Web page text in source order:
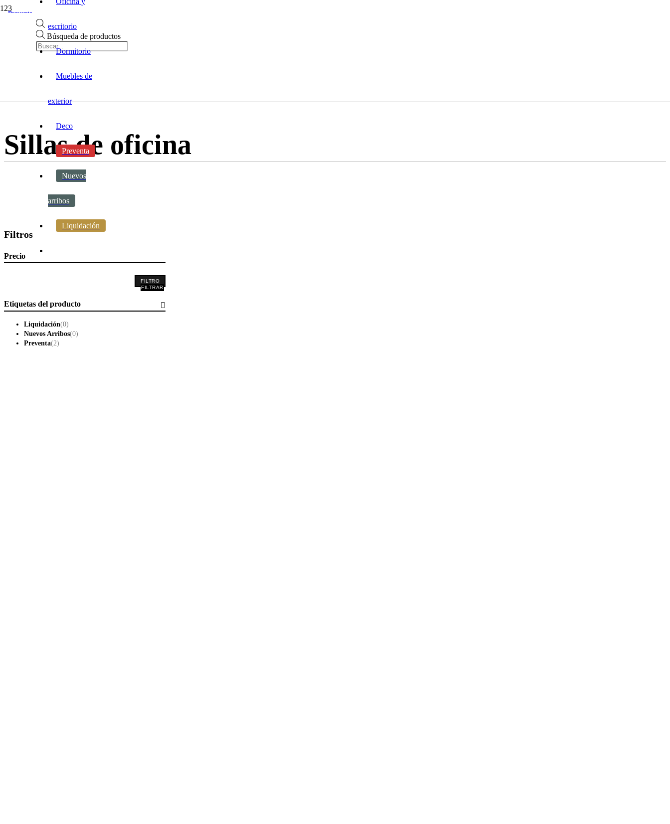
Búsqueda de productos
escritorio
Dormitorio
Muebles de
exterior
Deco
Preventa
Nuevos
arribos
Liquidación
Silla de oficina
Sillas de oficina
Filtros
Precio
FILTRO
Etiquetas del producto
Liquidación(0)
Nuevos Arribos(0)
Preventa(2)
Preventa
Preventa